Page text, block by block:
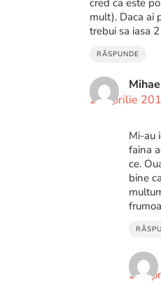
cred ca este
mult). Daca ai
trebui sa iasa
RĂSPUNDE
21 aprilie
Mi-au
faina
ce.
bine
21